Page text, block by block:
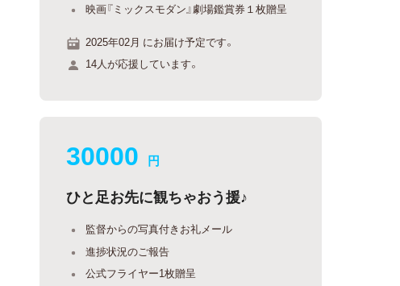
映画『ミックスモダン』劇場鑑賞券１枚贈呈
2025年02月 にお届け予定です。
14人が応援しています。
30000 円
ひと足お先に観ちゃおう援♪
監督からの写真付きお礼メール
進捗状況のご報告
公式フライヤー1枚贈呈